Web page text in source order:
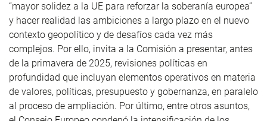
“mayor solidez a la UE para reforzar la soberanía europea”
y hacer realidad las ambiciones a largo plazo en el nuevo
contexto geopolítico y de desafíos cada vez más
complejos. Por ello, invita a la Comisión a presentar, antes
de la primavera de 2025, revisiones políticas en
profundidad que incluyan elementos operativos en materia
de valores, políticas, presupuesto y gobernanza, en paralelo
al proceso de ampliación. Por último, entre otros asuntos,